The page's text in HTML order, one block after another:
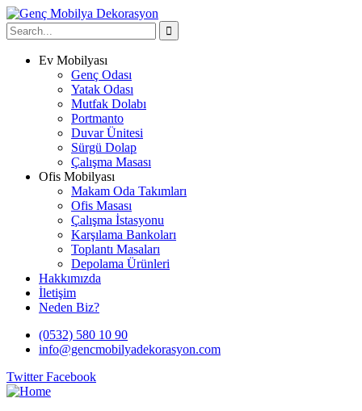
Ev Mobilyası
Genç Odası
Yatak Odası
Mutfak Dolabı
Portmanto
Duvar Ünitesi
Sürgü Dolap
Çalışma Masası
Ofis Mobilyası
Makam Oda Takımları
Ofis Masası
Çalışma İstasyonu
Karşılama Bankoları
Toplantı Masaları
Depolama Ürünleri
Hakkımızda
İletişim
Neden Biz?
(0532) 580 10 90
info@gencmobilyadekorasyon.com
Twitter Facebook